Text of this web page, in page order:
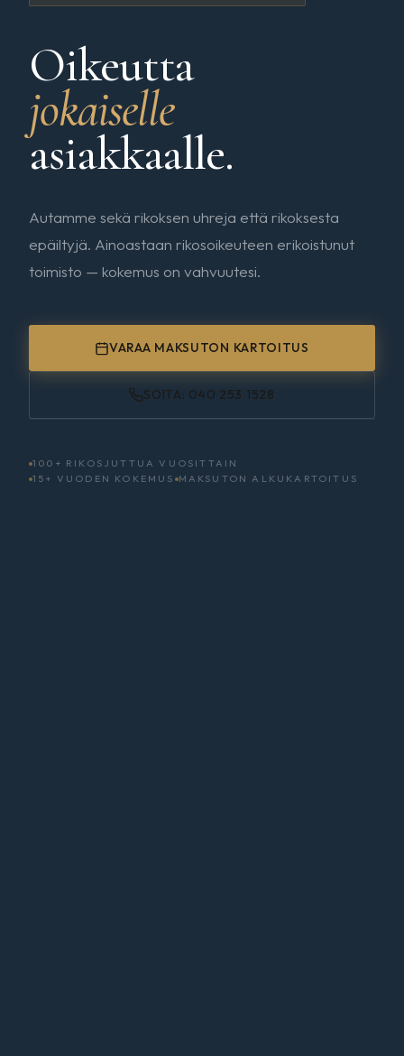
Oikeutta
jokaiselle
asiakkaalle.
Autamme sekä rikoksen uhreja että rikoksesta
epäiltyjä. Ainoastaan rikosoikeuteen erikoistunut
toimisto — kokemus on vahvuutesi.
VARAA MAKSUTON KARTOITUS
SOITA: 040 253 1528
100+ RIKOSJUTTUA VUOSITTAIN
15+ VUODEN KOKEMUS MAKSUTON ALKUKARTOITUS